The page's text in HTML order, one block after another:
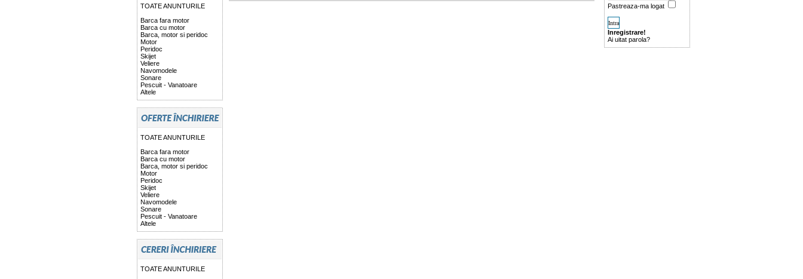
TOATE ANUNTURILE
Barca fara motor
Barca cu motor
Barca, motor si peridoc
Motor
Peridoc
Skijet
Veliere
Navomodele
Sonare
Pescuit - Vanatoare
Altele
TOATE ANUNTURILE
Barca fara motor
Barca cu motor
Barca, motor si peridoc
Motor
Peridoc
Skijet
Veliere
Navomodele
Sonare
Pescuit - Vanatoare
Altele
TOATE ANUNTURILE
Pastreaza-ma logat
Inregistrare!
Ai uitat parola?